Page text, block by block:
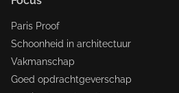
Paris Proof
Schoonheid in architectuur
Vakmanschap
Goed opdrachtgeverschap